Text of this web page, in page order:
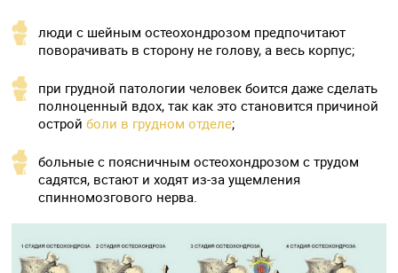
люди с шейным остеохондрозом предпочитают
поворачивать в сторону не голову, а весь корпус;
при грудной патологии человек боится даже сделать
полноценный вдох, так как это становится причиной
остройболи в грудном отделе;
больные с поясничным остеохондрозом с трудом
садятся, встают и ходят из-за ущемления
спинномозгового нерва.